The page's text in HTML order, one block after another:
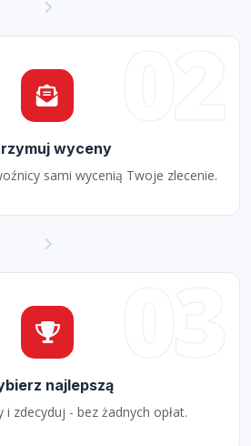
wyceny
sami wycenią Twoje zlecenie.
najlepszą
zdecyduj - bez żadnych opłat.